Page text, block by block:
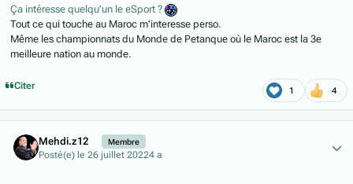
Ça intéresse quelqu’un le eSport ?
Tout ce qui touche au Maroc m'interesse perso.
Même les championnats du Monde de Petanque où le Maroc est la 3e
meilleure nation au monde.
Citer 1 4
Mehdi.z12 Membre
Posté(e) le 26 juillet 20224 a